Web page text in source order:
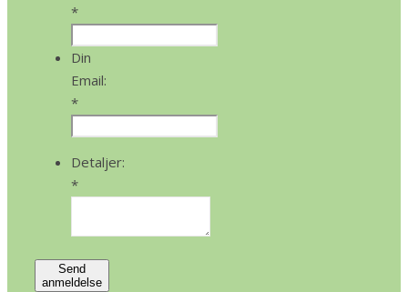
*
Din
Email:
*
Detaljer:
*
Send
anmeldelse